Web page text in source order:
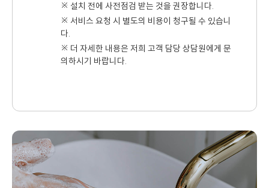
※ 설치 전에 사전점검 받는 것을 권장합니다.
※ 서비스 요청 시 별도의 비용이 청구될 수 있습니
다.
※ 더 자세한 내용은 저희 고객 담당 상담원에게 문
의하시기 바랍니다.